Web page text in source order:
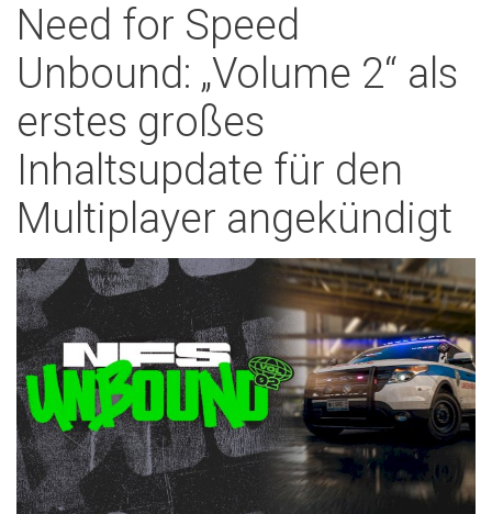
Need for Speed
Unbound: „Volume 2“ als
erstes großes
Inhaltsupdate für den
Multiplayer angekündigt